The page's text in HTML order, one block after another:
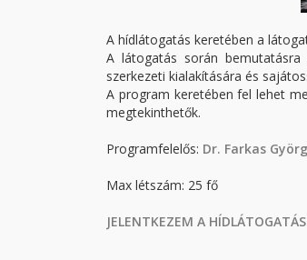
A hídlátogatás keretében a
A látogatás során bemutatásra
szerkezeti kialakítására és
A program keretében fel lehet
megtekinthetők.
Programfelelős: Dr. Farkas
Max létszám: 25 fő
JELENTKEZEM A